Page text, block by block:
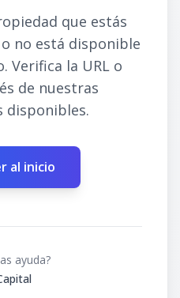
que estás
no está disponible
Verifica la URL o
de nuestras
disponibles.
al inicio
ayuda?